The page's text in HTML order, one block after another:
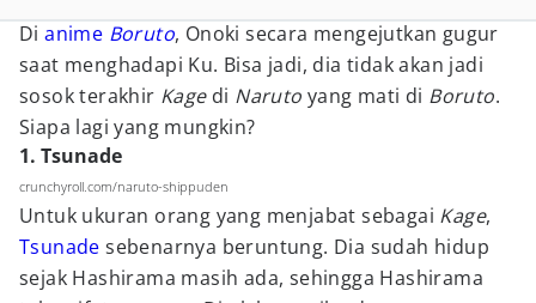
Dianime Boruto, Onoki secara mengejutkan gugur
saat menghadapi Ku. Bisa jadi, dia tidak akan jadi
sosok terakhir Kage di Narutoyang mati di Boruto.
Siapa lagi yang mungkin?
1. Tsunade
crunchyroll.com/naruto-shippuden
Untuk ukuran orang yang menjabat sebagai Kage,
Tsunade sebenarnya beruntung. Dia sudah hidup
sejak Hashirama masih ada, sehingga Hashirama